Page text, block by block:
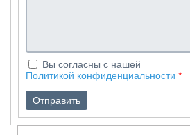
Вы согласны с нашей
Политикой конфиденциальности *